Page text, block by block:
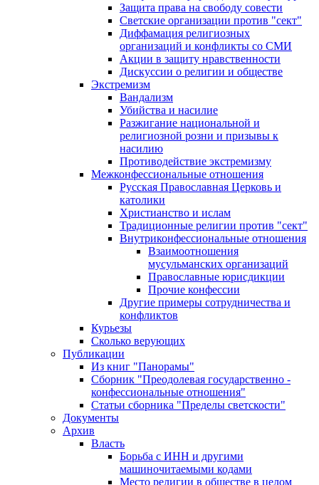
Защита права на свободу совести
Светские организации против "сект"
Диффамация религиозных
организаций и конфликты со СМИ
Акции в защиту нравственности
Дискуссии о религии и обществе
Экстремизм
Вандализм
Убийства и насилие
Разжигание национальной и
религиозной розни и призывы к
насилию
Противодействие экстремизму
Межконфессиональные отношения
Русская Православная Церковь и
католики
Христианство и ислам
Традиционные религии против "сект"
Внутриконфессиональные отношения
Взаимоотношения
мусульманских организаций
Православные юрисдикции
Прочие конфессии
Другие примеры сотрудничества и
конфликтов
Курьезы
Сколько верующих
Публикации
Из книг "Панорамы"
Сборник "Преодолевая государственно -
конфессиональные отношения"
Статьи сборника "Пределы светскости"
Документы
Архив
Власть
Борьба с ИНН и другими
машиночитаемыми кодами
Место религии в обществе в целом